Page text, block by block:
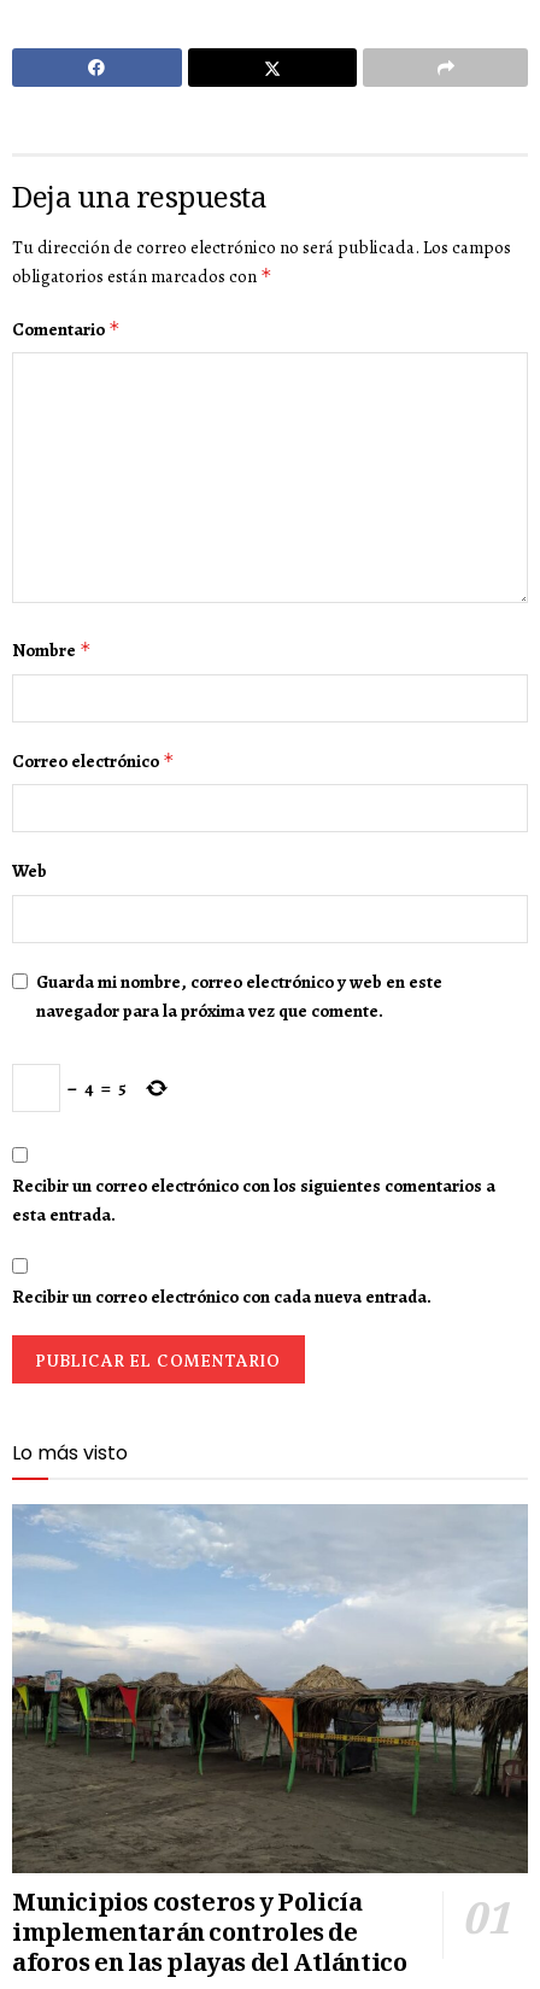
Deja una respuesta
Tu dirección de correo electrónico no será publicada. Los campos
obligatorios están marcados con *
Comentario *
Nombre *
Correo electrónico *
Web
Guarda mi nombre, correo electrónico y web en este
navegador para la próxima vez que comente.
− 4 = 5
Recibir un correo electrónico con los siguientes comentarios a
esta entrada.
Recibir un correo electrónico con cada nueva entrada.
Lo más visto
Municipios costeros y Policía
implementarán controles de
aforos en las playas del Atlántico